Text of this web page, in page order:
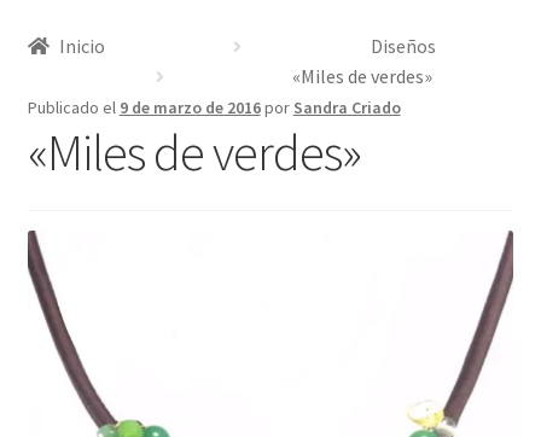
Filosofía de marca
Mi cuenta
Inicio
Diseños
«Miles de verdes»
Publicado el 9 de marzo de 2016por Sandra Criado
«Miles de verdes»